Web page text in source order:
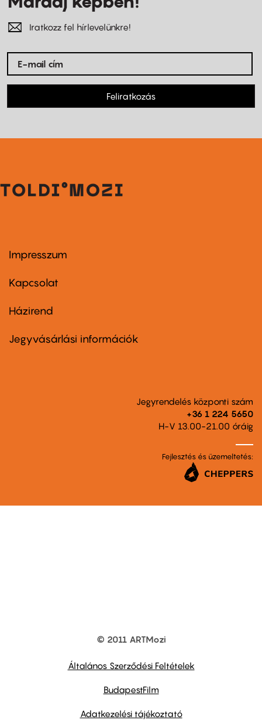
Iratkozz fel hírlevelünkre!
Feliratkozás
Footer
first
Impresszum
Kapcsolat
Footer
second
Házirend
Jegyvásárlási információk
Jegyrendelés központi szám
+36 1 224 5650
H-V 13.00-21.00 óráig
Fejlesztés és üzemeltetés:
© 2011 ARTMozi
Általános Szerződési Feltételek
BudapestFilm
Adatkezelési tájékoztató